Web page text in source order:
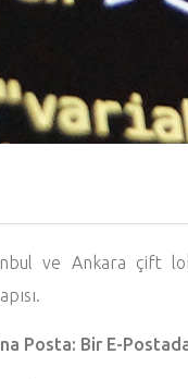
ve Ankara çift
Posta: Bir E-